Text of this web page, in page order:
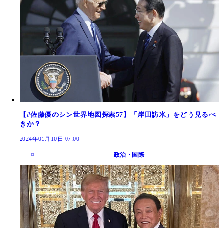
【#佐藤優のシン世界地図探索57】「岸田訪米」をどう見るべ
きか？
2024年05月10日 07:00
政治・国際